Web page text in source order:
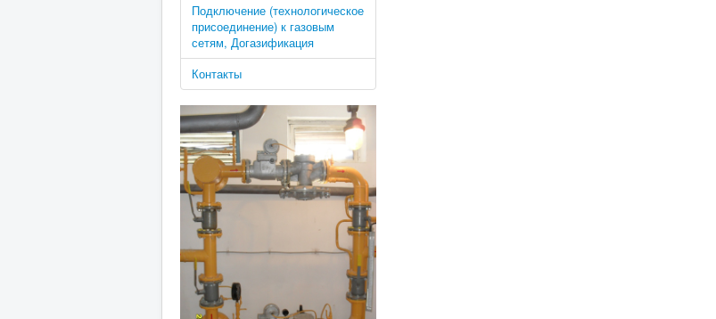
Подключение (технологическое
присоединение) к газовым
сетям, Догазификация
Контакты